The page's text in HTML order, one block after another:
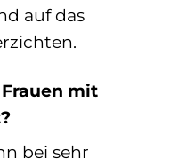
auf das
mit
bei sehr